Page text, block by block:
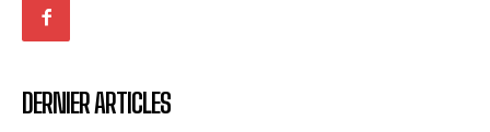
DERNIER ARTICLES